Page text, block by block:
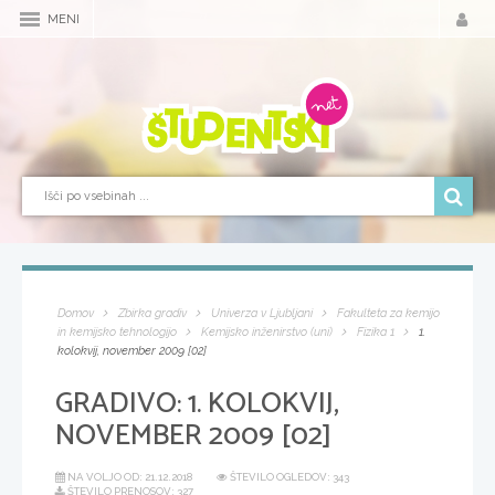
MENI
Domov Zbirka gradiv Univerza v Ljubljani
Fakulteta za kemijo
in kemijsko tehnologijo
Kemijsko inženirstvo (uni) Fizika 1
1.
kolokvij, november 2009 [02]
GRADIVO:1. KOLOKVIJ,
NOVEMBER 2009 [02]
NA VOLJO OD: 21.12.2018
ŠTEVILO OGLEDOV: 343
ŠTEVILO PRENOSOV: 327